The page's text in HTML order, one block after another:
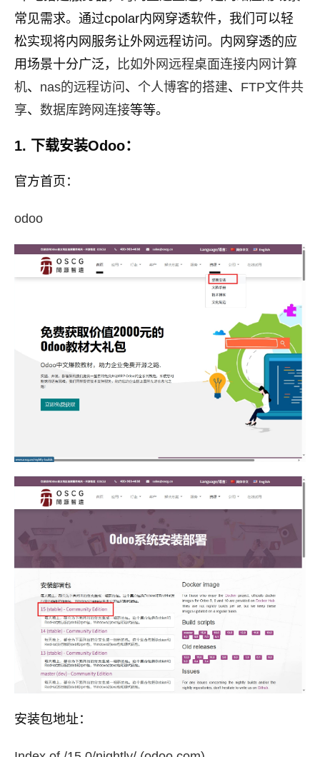
常见需求。通过cpolar内网穿透软件，我们可以轻
松实现将内网服务让外网远程访问。内网穿透的应
用场景十分广泛， 比如外网远程桌面连接内网计算
机、 nas的远程访问 、 个人博客的搭建、 FTP文件共
享、 数据库跨网连接等等。
1. 下载安装Odoo：
官方首页：
odoo
安装包地址：